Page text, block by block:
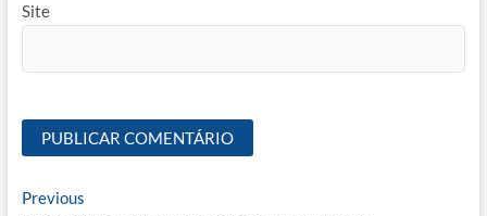
Site
Navegação
PreviousPrevious